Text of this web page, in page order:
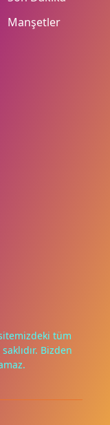
için çerezler
Manşetler
tüm
Bizden